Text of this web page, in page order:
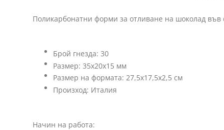
Поликарбонатни форми за отливане на шоколад
Брой гнезда: 30
Размер: 35x20х15 мм
Размер на формата: 27,5х17,5х2,5 см
Произход: Италия
Начин на работа: